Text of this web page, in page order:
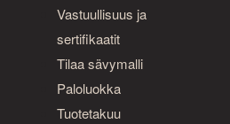
Vastuullisuus ja
sertifikaatit
Tilaa sävymalli
Paloluokka
Tuotetakuu